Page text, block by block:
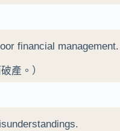
financial management.
產。）